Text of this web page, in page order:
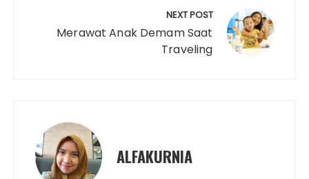
NEXT POST
Merawat Anak Demam Saat
Traveling
ALFAKURNIA